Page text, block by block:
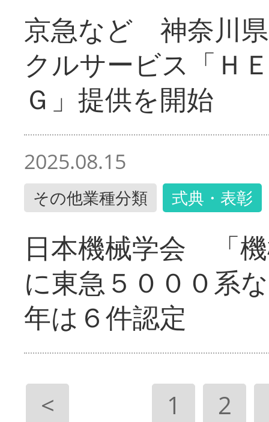
京急など 神奈川
クルサービス「Ｈ
Ｇ」提供を開始
2025.08.15
その他業種分類 式典・表彰
日本機械学会 「
に東急５０００系
年は６件認定
< 1 2